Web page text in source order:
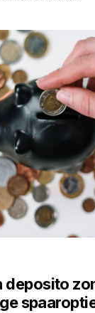
deposito